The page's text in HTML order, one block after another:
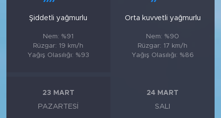
Şiddetli yağmurlu
Nem: %91
Rüzgar: 19 km/h
Yağış Olasılığı: %93
Orta kuvvetli yağmurlu
Nem: %90
Rüzgar: 17 km/h
Yağış Olasılığı: %86
23 MART
PAZARTESI
24 MART
SALI